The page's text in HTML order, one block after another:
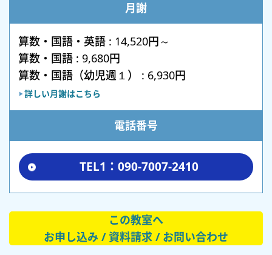
月謝
算数・国語・英語 : 14,520円～
算数・国語 : 9,680円
算数・国語（幼児週１） : 6,930円
詳しい月謝はこちら
電話番号
TEL1：090-7007-2410
この教室へ
お申し込み / 資料請求 / お問い合わせ